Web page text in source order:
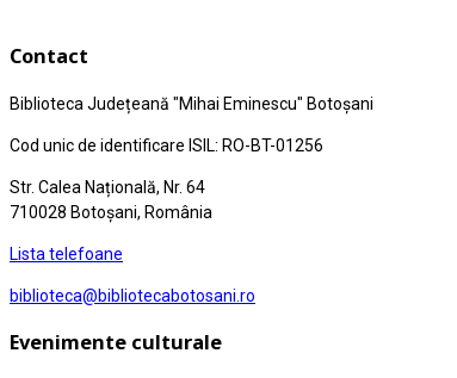
Contact
Biblioteca Județeană "Mihai Eminescu" Botoșani
Cod unic de identificare ISIL: RO-BT-01256
Str. Calea Națională, Nr. 64
710028 Botoșani, România
Lista telefoane
biblioteca@bibliotecabotosani.ro
Evenimente culturale